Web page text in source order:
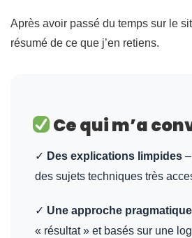
Après avoir passé du temps sur le
résumé de ce que j’en retiens.
Ce qui m’a
✓ Des explications limpides
des sujets techniques très
✓ Une approche pragmatique
« résultat » et basés sur une